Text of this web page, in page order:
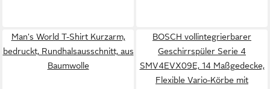
Man's World T-Shirt Kurzarm,
bedruckt, Rundhalsausschnitt, aus
Baumwolle
BOSCH vollintegrierbarer
Geschirrspüler Serie 4
SMV4EVX09E, 14 Maßgedecke,
Flexible Vario-Körbe mit